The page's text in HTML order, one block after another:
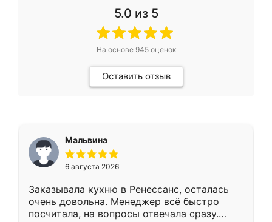
5.0 из 5
На основе 945оценок
Оставить отзыв
Мальвина
6 августа 2026
Заказывала кухню в Ренессанс, осталась
очень довольна. Менеджер всё быстро
посчитала, на вопросы отвечала сразу.